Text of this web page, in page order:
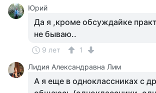
Юрий
Да я ,кроме обсуждайке
не бываю..
9 лет
1
Лидия Александравна Лим
А я еще в одноклассниках с